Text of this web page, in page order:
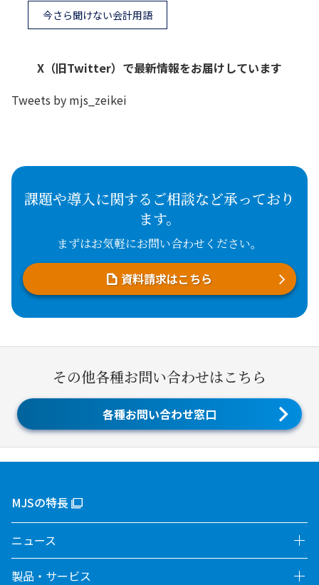
今さら聞けない会計用語
X（旧Twitter）で最新情報をお届けしています
Tweets by mjs_zeikei
課題や導入に関するご相談など承っており
ます。
まずはお気軽にお問い合わせください。
資料請求はこちら
その他各種お問い合わせはこちら
各種お問い合わせ窓口
MJSの特長
ニュース
製品・サービス